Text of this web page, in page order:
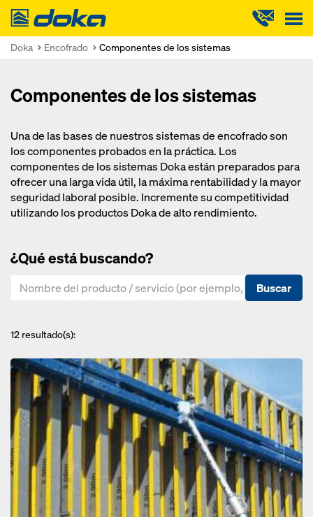
Doka
Doka Encofrado Componentes de los sistemas
Componentes de los sistemas
Una de las bases de nuestros sistemas de encofrado son
los componentes probados en la práctica. Los
componentes de los sistemas Doka están preparados para
ofrecer una larga vida útil, la máxima rentabilidad y la mayor
seguridad laboral posible. Incremente su competitividad
utilizando los productos Doka de alto rendimiento.
¿Qué está buscando?
Buscar
12 resultado(s):